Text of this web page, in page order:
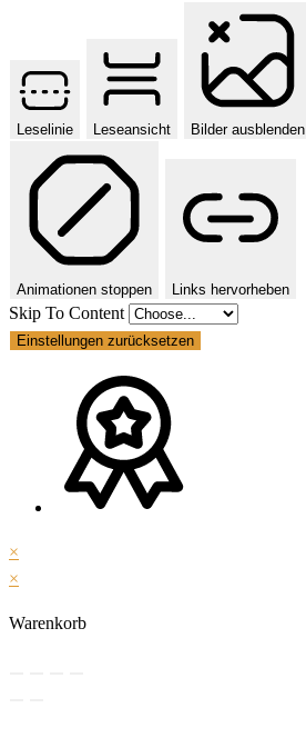
Leselinie Leseansicht Bilder ausblenden
Animationen stoppen Links hervorheben
Skip To Content
Einstellungen zurücksetzen
×
×
Warenkorb